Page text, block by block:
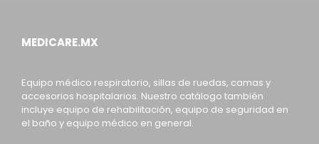
MEDICARE.MX
Equipo médico respiratorio, sillas de ruedas, camas y
accesorios hospitalarios. Nuestro catálogo también
incluye equipo de rehabilitación, equipo de seguridad en
el baño y equipo médico en general.